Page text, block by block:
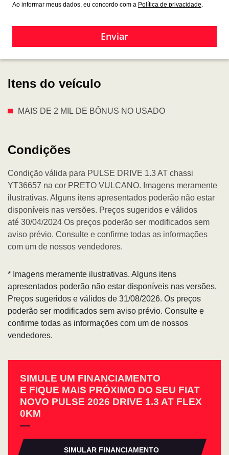
Itens do veículo
MAIS DE 2 MIL DE BÔNUS NO USADO
Condições
Condição válida para PULSE DRIVE 1.3 AT chassi
YT36657 na cor PRETO VULCANO. Imagens meramente
ilustrativas. Alguns itens apresentados poderão não estar
disponíveis nas versões. Preços sugeridos e válidos
até 30/04/2024 Os preços poderão ser modificados sem
aviso prévio. Consulte e confirme todas as informações
com um de nossos vendedores.
* Imagens meramente ilustrativas. Alguns itens
apresentados poderão não estar disponíveis nas versões.
Preços sugeridos e válidos de 31/08/2026. Os preços
poderão ser modificados sem aviso prévio. Consulte e
confirme todas as informações com um de nossos
vendedores.
Ao informar meus dados, eu concordo com a Política de privacidade
Enviar
SIMULE UM FINANCIAMENTO
E FIQUE MAIS PRÓXIMO DO SEU FIAT
NOVO PULSE 2026 DRIVE 1.3 AT FLEX
0KM
SIMULAR FINANCIAMENTO